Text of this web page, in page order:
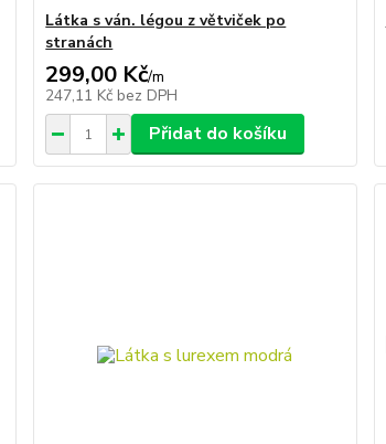
Látka s ván. légou z větviček po
stranách
299,00 Kč/m
247,11 Kč bez DPH
Přidat do košíku